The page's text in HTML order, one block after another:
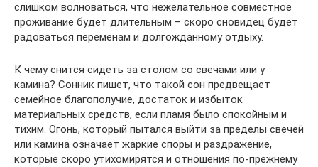
слишком волноваться, что нежелательное совместное
проживание будет длительным – скоро сновидец будет
радоваться переменам и долгожданному отдыху.
К чему снится сидеть за столом со свечами или у
камина? Сонник пишет, что такой сон предвещает
семейное благополучие, достаток и избыток
материальных средств, если пламя было спокойным и
тихим. Огонь, который пытался выйти за пределы свечей
или камина означает жаркие споры и раздражение,
которые скоро утихомирятся и отношения по-прежнему